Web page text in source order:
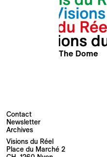
The Dome
Contact
Newsletter
Archives
Visions du Réel
Place du Marché 2
Newsletter